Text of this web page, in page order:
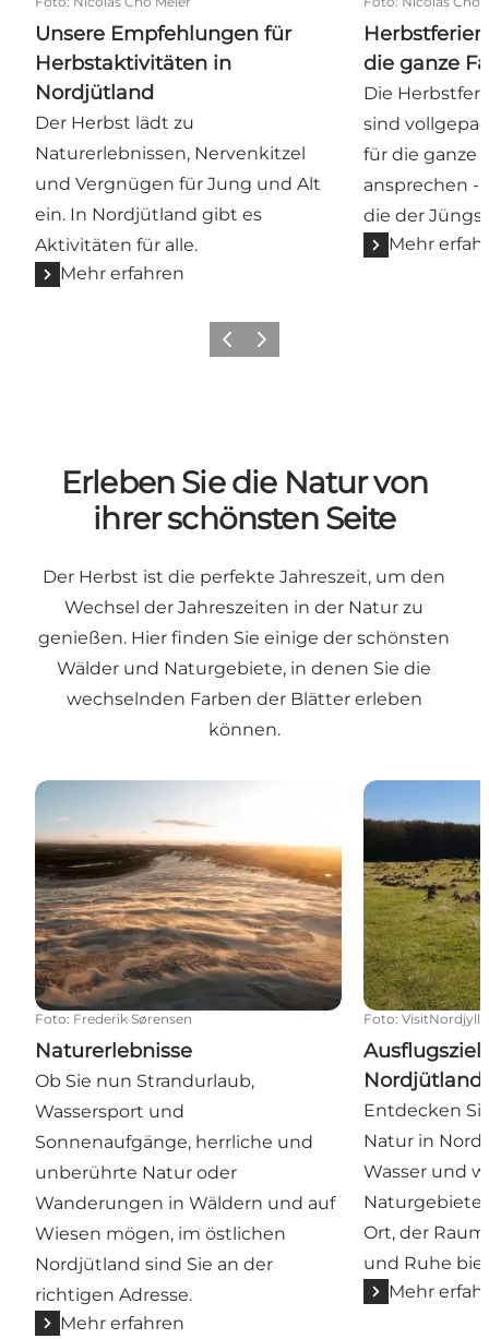
Unsere Empfehlungen für
Herbstaktivitäten in
Nordjütland
Der Herbst lädt zu
Naturerlebnissen, Nervenkitzel
und Vergnügen für Jung und Alt
ein. In Nordjütland gibt es
Aktivitäten für alle.
Mehr erfahren
die ganze
Die
sind
für die ganze
ansprechen -
die der
Mehr
ZurückWeiter
Erleben Sie die Natur von
ihrer schönsten Seite
Der Herbst ist die perfekte Jahreszeit, um den
Wechsel der Jahreszeiten in der Natur zu
genießen. Hier finden Sie einige der schönsten
Wälder und Naturgebiete, in denen Sie die
wechselnden Farben der Blätter erleben
können.
Naturerlebnisse
Foto: Frederik Sørensen
Naturerlebnisse
Ob Sie nun Strandurlaub,
Wassersport und
Sonnenaufgänge, herrliche und
unberührte Natur oder
Wanderungen in Wäldern und auf
Wiesen mögen, im östlichen
Nordjütland sind Sie an der
richtigen Adresse.
Mehr erfahren
Ausflugsziele
Foto:
Nordjütland
Entdecken
Natur in
Wasser und
Naturgebiete
Ort, der
und Ruhe
Mehr